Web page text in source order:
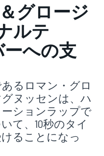
グロージ
ルテ
ーへの支
るロマン・グロ
ヌッセンは、ハ
ーションラップで
て、10秒のタイ
ることになっ